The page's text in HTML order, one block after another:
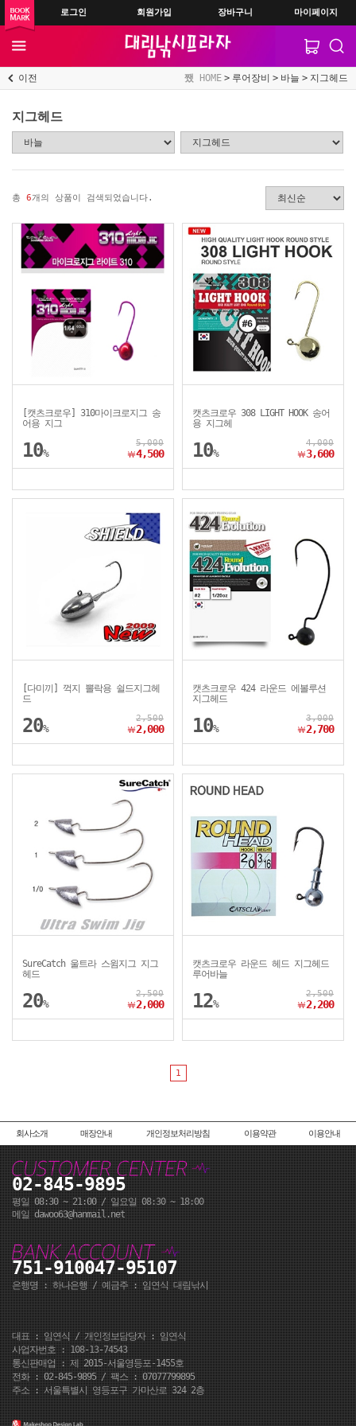
로그인 회원가입 장바구니 마이페이지
이전 HOME 루어장비 바늘 지그헤드
지그헤드
총 6개의 상품이 검색되었습니다.
[캣츠크로우] 310마이크로지그 송
어용 지그
10%
5,000
￦4,500
캣츠크로우 308 LIGHT HOOK 송어
용 지그헤
10%
4,000
￦3,600
[다미끼] 꺽지 뽈락용 쉴드지그헤
드
20%
2,500
￦2,000
캣츠크로우 424 라운드 에볼루션
지그헤드
10%
3,000
￦2,700
SureCatch 울트라 스윔지그 지그
헤드
20%
2,500
￦2,000
캣츠크로우 라운드 헤드 지그헤드
루어바늘
12%
2,500
￦2,200
1
회사소개 매장안내 개인정보처리방침 이용약관 이용안내
02-845-9895
평일 08:30 ~ 21:00 / 일요일 08:30 ~ 18:00
메일 dawoo63@hanmail.net
751-910047-95107
은행명 : 하나은행 / 예금주 : 임연식 대림낚시
대표 : 임연식 / 개인정보담당자 : 임연식
사업자번호 : 108-13-74543
통신판매업 : 제 2015-서울영등포-1455호
전화 : 02-845-9895 / 팩스 : 07077799895
주소 : 서울특별시 영등포구 가마산로 324 2층